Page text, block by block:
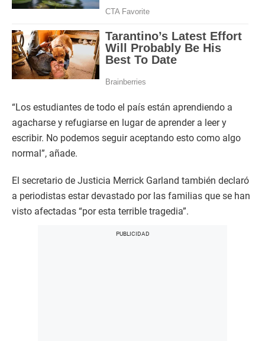
“Los estudiantes de todo el país están aprendiendo a
agacharse y refugiarse en lugar de aprender a leer y
escribir. No podemos seguir aceptando esto como algo
normal”, añade.
El secretario de Justicia Merrick Garland también declaró
a periodistas estar devastado por las familias que se han
visto afectadas “por esta terrible tragedia”.